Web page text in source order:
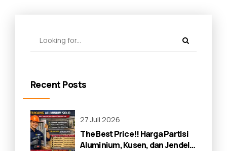
Recent Posts
27 Juli 2026
The Best Price!! Harga Partisi
Aluminium, Kusen, dan Jendela